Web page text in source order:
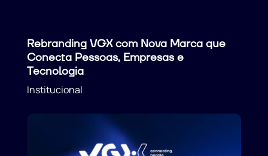
Rebranding VGX com Nova Marca que
Conecta Pessoas, Empresas e
Tecnologia
Institucional